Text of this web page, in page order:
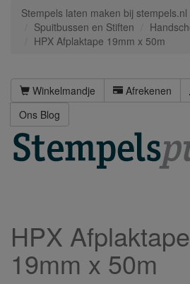
Stempels laten maken bij stempels.nl
Spuitbussen en Stiften
HPX Afplaktape 19mm x 50m
Winkelmandje Afrekenen
Ons Blog
HPX Afplaktape
19mm x 50m